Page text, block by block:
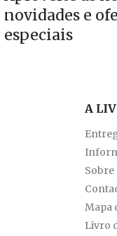
novidades e
especiais
A
Sobre
Mapa
Livro